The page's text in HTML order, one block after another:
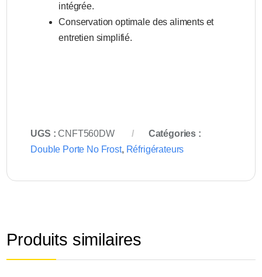
intégrée.
Conservation optimale des aliments et
entretien simplifié.
UGS :CNFT560DW
Catégories :
Double Porte No Frost, Réfrigérateurs
Produits similaires